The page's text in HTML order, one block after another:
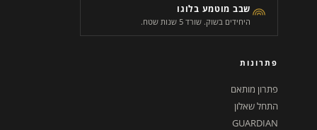
שבב מוטמע בלוגו
היחידים בשוק. שורד 5 שנות שטח.
פתרונות
פתרון מותאם
התחל שאלון
GUARDIAN